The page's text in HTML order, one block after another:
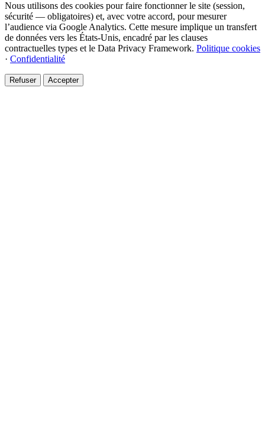
Nous utilisons des cookies pour faire fonctionner le site (session,
sécurité — obligatoires) et, avec votre accord, pour mesurer
l’audience via Google Analytics. Cette mesure implique un transfert
de données vers les États-Unis, encadré par les clauses
contractuelles types et le Data Privacy Framework. Politique cookies
· Confidentialité
Refuser Accepter